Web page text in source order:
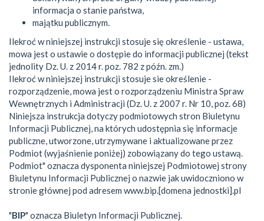
informacja o stanie państwa,
majątku publicznym.
Ilekroć w niniejszej instrukcji stosuje się określenie - ustawa,
mowa jest o ustawie o dostępie do informacji publicznej (tekst
jednolity Dz. U. z 2014 r. poz. 782 z późn. zm.)
Ilekroć w niniejszej instrukcji stosuje sie określenie -
rozporządzenie, mowa jest o rozporządzeniu Ministra Spraw
Wewnętrznych i Administracji (Dz. U. z 2007 r. Nr 10, poz. 68)
Niniejsza instrukcja dotyczy podmiotowych stron Biuletynu
Informacji Publicznej, na których udostępnia się informacje
publiczne, utworzone, utrzymywane i aktualizowane przez
Podmiot (wyjaśnienie poniżej) zobowiązany do tego ustawą.
Podmiot" oznacza dysponenta niniejszej Podmiotowej strony
Biuletynu Informacji Publicznej o nazwie jak uwidoczniono w
stronie głównej pod adresem www.bip.[domena jednostki].pl
"BIP" oznacza Biuletyn Informacji Publicznej.